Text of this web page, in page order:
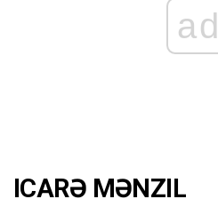
ad
ICARƏ MƏNZIL